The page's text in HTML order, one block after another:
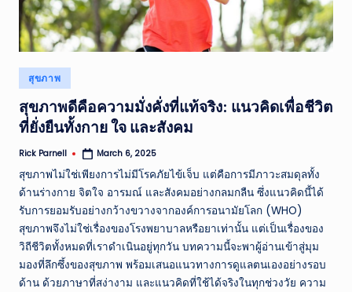
Posted
in
สุขภาพ
สุขภาพดีคือความมั่งคั่งที่แท้จริง: แนวคิดเพื่อชีวิต
ที่ยั่งยืนทั้งกาย ใจ และสังคม
Posted
Rick Parnell March 6, 2025
สุขภาพไม่ใช่เพียงการไม่มีโรคภัยไข้เจ็บ แต่คือการมีภาวะสมดุลทั้ง
ด้านร่างกาย จิตใจ อารมณ์ และสังคมอย่างกลมกลืน ซึ่งแนวคิดนี้ได้
รับการยอมรับอย่างกว้างขวางจากองค์การอนามัยโลก (WHO)
สุขภาพจึงไม่ใช่เรื่องของโรงพยาบาลหรือยาเท่านั้น แต่เป็นเรื่องของ
วิถีชีวิตทั้งหมดที่เราดำเนินอยู่ทุกวัน บทความนี้จะพาผู้อ่านเข้าสู่มุม
มองที่ลึกซึ้งของสุขภาพ พร้อมเสนอแนวทางการดูแลตนเองอย่างรอบ
ด้าน ด้วยภาษาที่สง่างาม และแนวคิดที่ใช้ได้จริงในทุกช่วงวัย ความ